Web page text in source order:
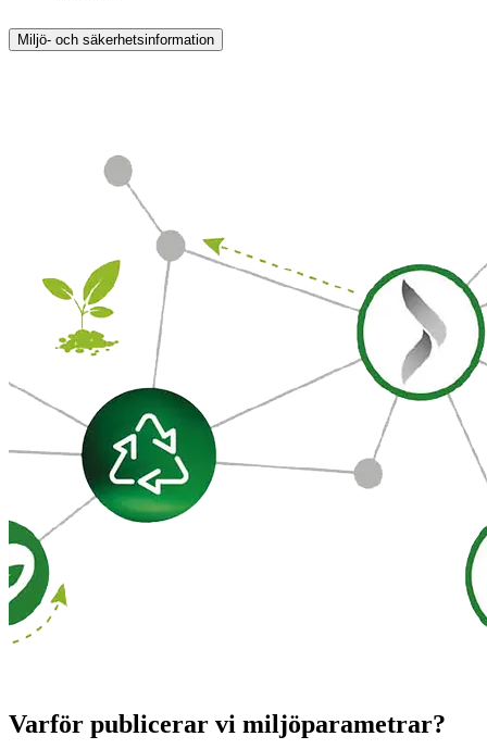
Miljö- och säkerhetsinformation
Varför publicerar vi miljöparametrar?